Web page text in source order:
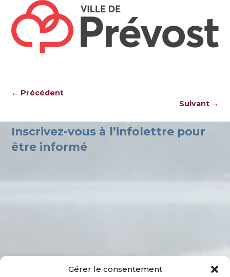
Gérer le consentement
← Précédent
Suivant →
Inscrivez-vous à l’infolettre pour
être informé